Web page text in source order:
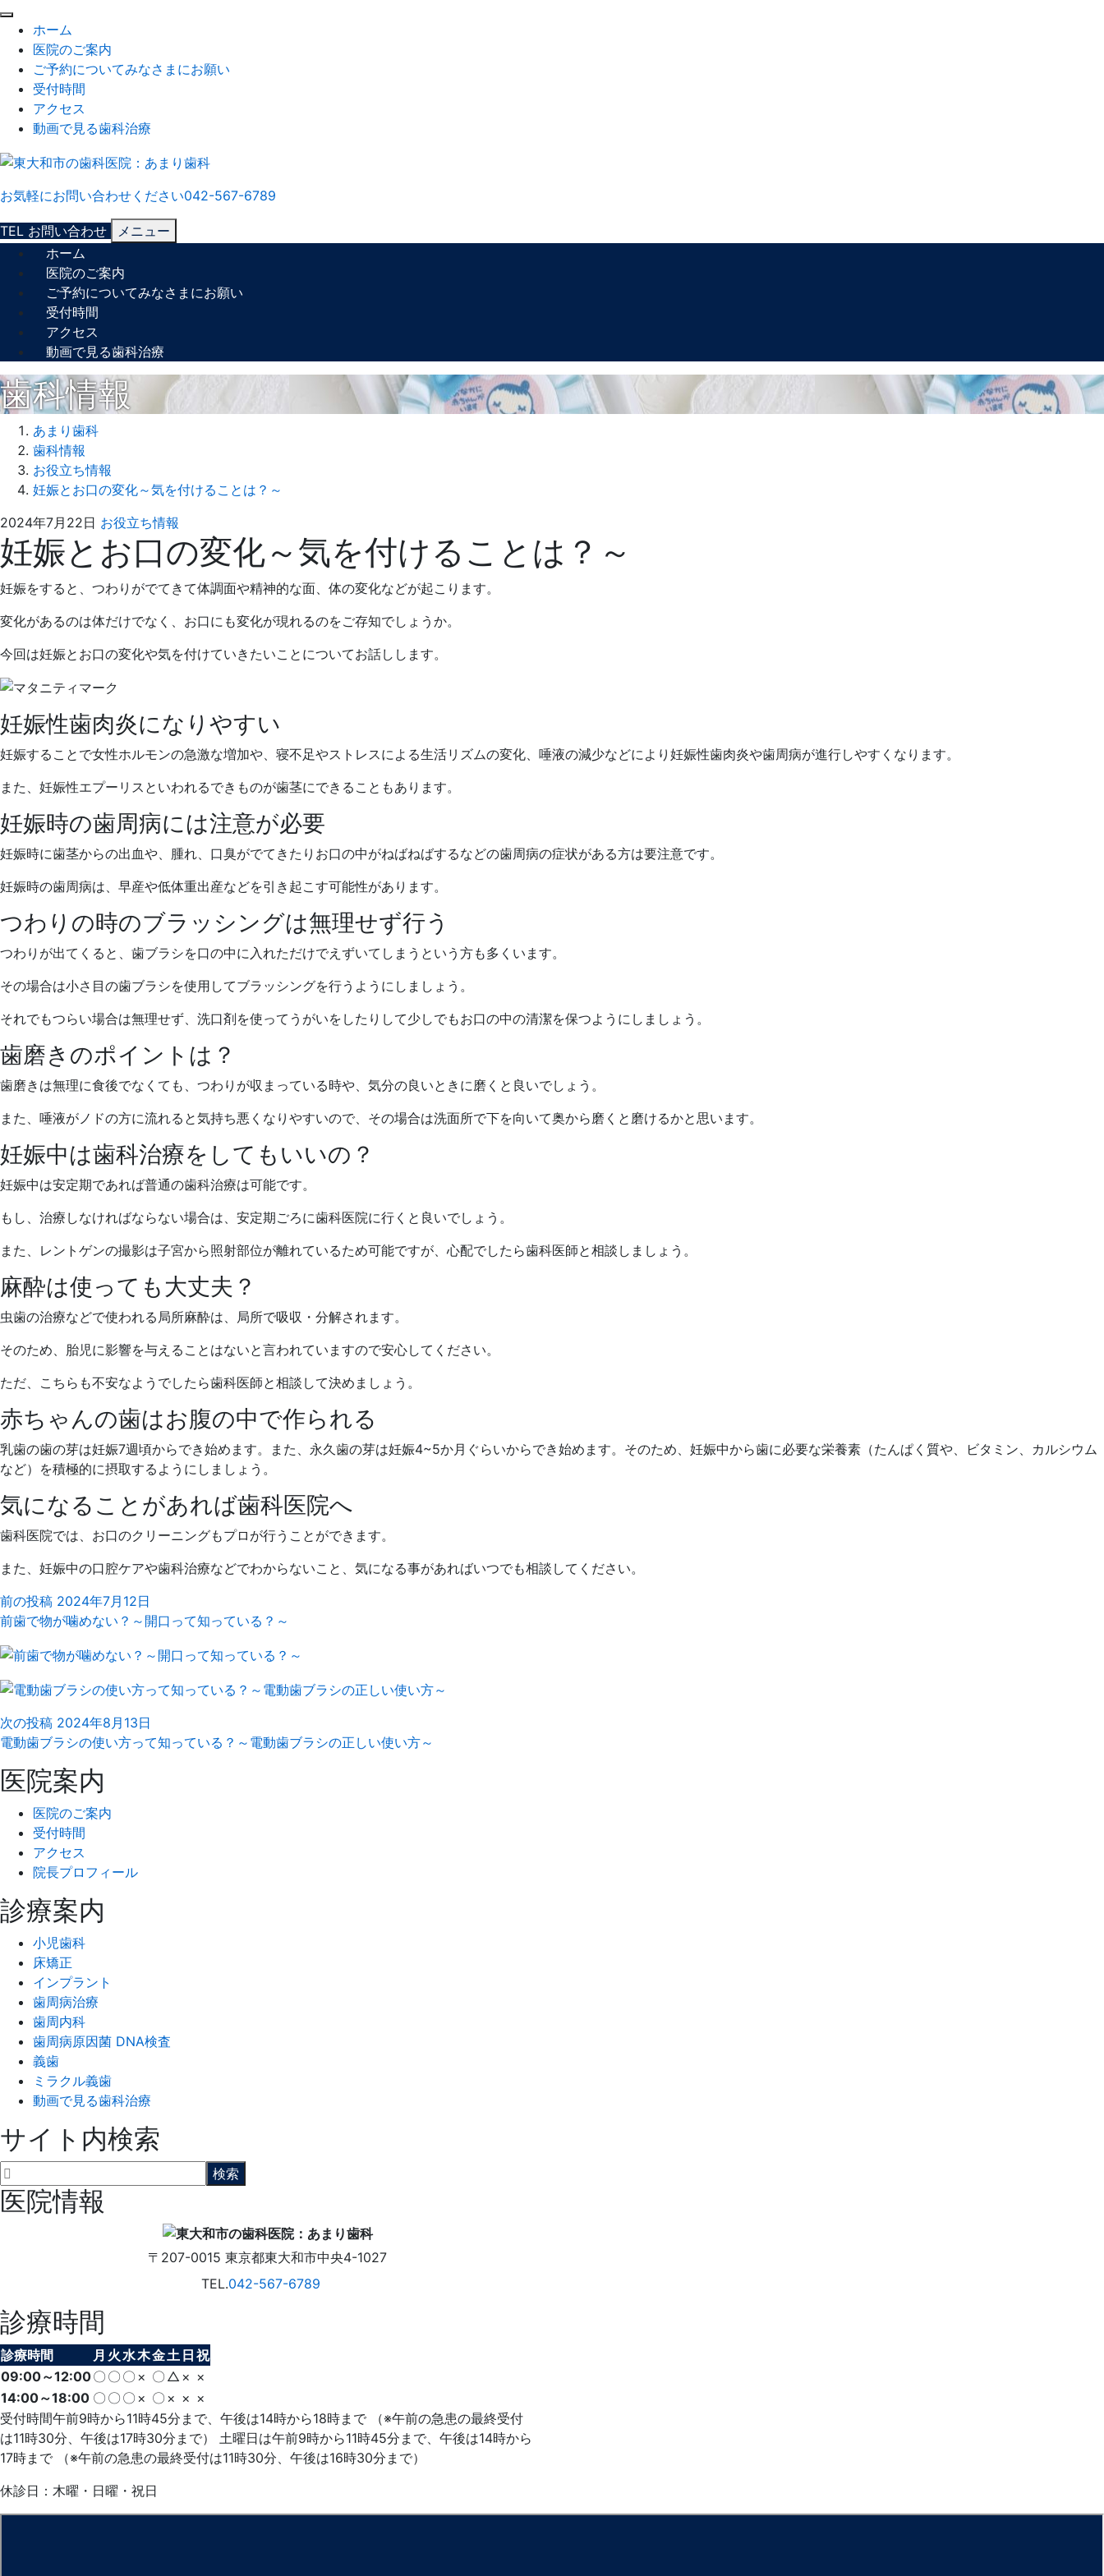
ホーム
医院のご案内
ご予約についてみなさまにお願い
受付時間
アクセス
動画で見る歯科治療
お気軽にお問い合わせください042-567-6789
TEL お問い合わせ
メニュー
ホーム
医院のご案内
ご予約についてみなさまにお願い
受付時間
アクセス
動画で見る歯科治療
歯科情報
あまり歯科
歯科情報
お役立ち情報
妊娠とお口の変化～気を付けることは？～
2024年7月22日 お役立ち情報
年
6
月
28
日
ま
り
歯
科
妊娠とお口の変化～気を付けることは？～
妊娠をすると、つわりがでてきて体調面や精神的な面、体の変化などが起こります。
変化があるのは体だけでなく、お口にも変化が現れるのをご存知でしょうか。
今回は妊娠とお口の変化や気を付けていきたいことについてお話しします。
妊娠性歯肉炎になりやすい
妊娠することで女性ホルモンの急激な増加や、寝不足やストレスによる生活リズムの変化、唾液の減少などにより妊娠性歯肉炎や歯周病が進行しやすくなります。
また、妊娠性エプーリスといわれるできものが歯茎にできることもあります。
妊娠時の歯周病には注意が必要
妊娠時に歯茎からの出血や、腫れ、口臭がでてきたりお口の中がねばねばするなどの歯周病の症状がある方は要注意です。
妊娠時の歯周病は、早産や低体重出産などを引き起こす可能性があります。
つわりの時のブラッシングは無理せず行う
つわりが出てくると、歯ブラシを口の中に入れただけでえずいてしまうという方も多くいます。
その場合は小さ目の歯ブラシを使用してブラッシングを行うようにしましょう。
それでもつらい場合は無理せず、洗口剤を使ってうがいをしたりして少しでもお口の中の清潔を保つようにしましょう。
歯磨きのポイントは？
歯磨きは無理に食後でなくても、つわりが収まっている時や、気分の良いときに磨くと良いでしょう。
また、唾液がノドの方に流れると気持ち悪くなりやすいので、その場合は洗面所で下を向いて奥から磨くと磨けるかと思います。
妊娠中は歯科治療をしてもいいの？
妊娠中は安定期であれば普通の歯科治療は可能です。
もし、治療しなければならない場合は、安定期ごろに歯科医院に行くと良いでしょう。
また、レントゲンの撮影は子宮から照射部位が離れているため可能ですが、心配でしたら歯科医師と相談しましょう。
麻酔は使っても大丈夫？
虫歯の治療などで使われる局所麻酔は、局所で吸収・分解されます。
そのため、胎児に影響を与えることはないと言われていますので安心してください。
ただ、こちらも不安なようでしたら歯科医師と相談して決めましょう。
赤ちゃんの歯はお腹の中で作られる
乳歯の歯の芽は妊娠7週頃からでき始めます。また、永久歯の芽は妊娠4~5か月ぐらいからでき始めます。そのため、妊娠中から歯に必要な栄養素（たんぱく質や、ビタミン、カルシウム
など）を積極的に摂取するようにしましょう。
気になることがあれば歯科医院へ
歯科医院では、お口のクリーニングもプロが行うことができます。
また、妊娠中の口腔ケアや歯科治療などでわからないこと、気になる事があればいつでも相談してください。
前の投稿 2024年7月12日
前歯で物が噛めない？～開口って知っている？～
次の投稿 2024年8月13日
電動歯ブラシの使い方って知っている？～電動歯ブラシの正しい使い方～
医院案内
医院のご案内
受付時間
アクセス
院長プロフィール
診療案内
小児歯科
床矯正
インプラント
歯周病治療
歯周内科
歯周病原因菌 DNA検査
義歯
ミラクル義歯
動画で見る歯科治療
サイト内検索
医院情報
〒207-0015東京都東大和市中央4-1027
TEL.042-567-6789
診療時間
診療時間 月 火 水木金土 日 祝
09:00～12:00〇 〇 〇 × 〇 △ × ×
14:00～18:00 〇 〇 〇 × 〇 × × ×
受付時間午前9時から11時45分まで、午後は14時から18時まで （※午前の急患の最終受付
は11時30分、午後は17時30分まで） 土曜日は午前9時から11時45分まで、午後は14時から
17時まで （※午前の急患の最終受付は11時30分、午後は16時30分まで）
休診日：木曜・日曜・祝日